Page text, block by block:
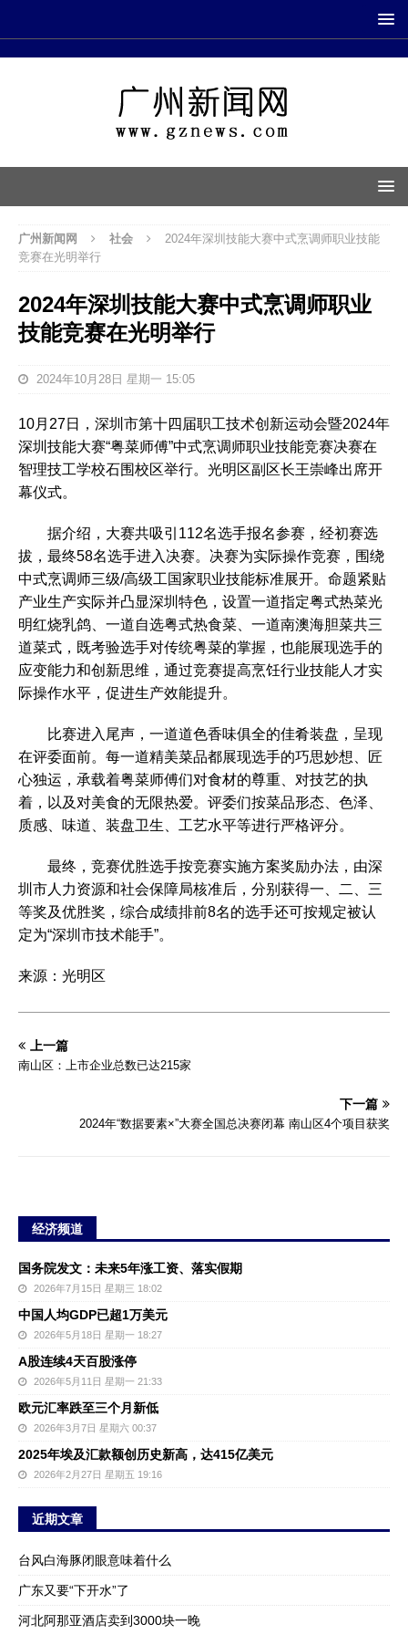
广州新闻网 社会
2024年深圳技能大赛中式烹调师职业技能
竞赛在光明举行
2024年深圳技能大赛中式烹调师职业
技能竞赛在光明举行
2024年10月28日 星期一 15:05
10月27日，深圳市第十四届职工技术创新运动会暨2024年
深圳技能大赛“粤菜师傅”中式烹调师职业技能竞赛决赛在
智理技工学校石围校区举行。光明区副区长王崇峰出席开
幕仪式。
据介绍，大赛共吸引112名选手报名参赛，经初赛选
拔，最终58名选手进入决赛。决赛为实际操作竞赛，围绕
中式烹调师三级/高级工国家职业技能标准展开。命题紧贴
产业生产实际并凸显深圳特色，设置一道指定粤式热菜光
明红烧乳鸽、一道自选粤式热食菜、一道南澳海胆菜共三
道菜式，既考验选手对传统粤菜的掌握，也能展现选手的
应变能力和创新思维，通过竞赛提高烹饪行业技能人才实
际操作水平，促进生产效能提升。
比赛进入尾声，一道道色香味俱全的佳肴装盘，呈现
在评委面前。每一道精美菜品都展现选手的巧思妙想、匠
心独运，承载着粤菜师傅们对食材的尊重、对技艺的执
着，以及对美食的无限热爱。评委们按菜品形态、色泽、
质感、味道、装盘卫生、工艺水平等进行严格评分。
最终，竞赛优胜选手按竞赛实施方案奖励办法，由深
圳市人力资源和社会保障局核准后，分别获得一、二、三
等奖及优胜奖，综合成绩排前8名的选手还可按规定被认
定为“深圳市技术能手”。
来源：光明区
上一篇
南山区：上市企业总数已达215家
下一篇
2024年“数据要素×”大赛全国总决赛闭幕 南山区4个项目获奖
经济频道
国务院发文：未来5年涨工资、落实假期
2026年7月15日 星期三 18:02
中国人均GDP已超1万美元
2026年5月18日 星期一 18:27
A股连续4天百股涨停
2026年5月11日 星期一 21:33
欧元汇率跌至三个月新低
2026年3月7日 星期六 00:37
2025年埃及汇款额创历史新高，达415亿美元
2026年2月27日 星期五 19:16
近期文章
台风白海豚闭眼意味着什么
广东又要“下开水”了
河北阿那亚酒店卖到3000块一晚